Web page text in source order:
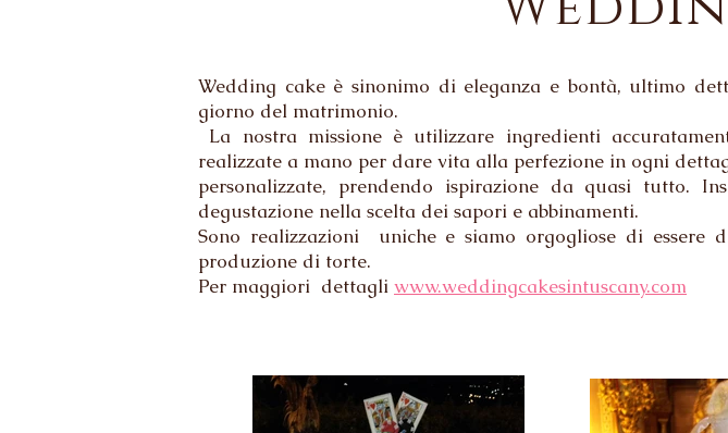
Wedding cake è sinonimo di eleganza e bontà, ultimo
giorno del matrimonio.
La nostra missione è utilizzare ingredienti
realizzate a mano per dare vita alla perfezione in ogni
personalizzate, prendendo ispirazione da quasi tutto.
degustazione nella scelta dei sapori e abbinamenti.
Sono realizzazioni uniche e siamo orgogliose di essere
produzione di torte.
Per maggiori dettagli www.weddingcakesintuscany.com